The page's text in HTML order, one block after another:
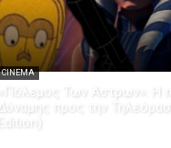
CINEMA
«Πόλεμος Των Άστρων»: Η
Δύναμης προς την